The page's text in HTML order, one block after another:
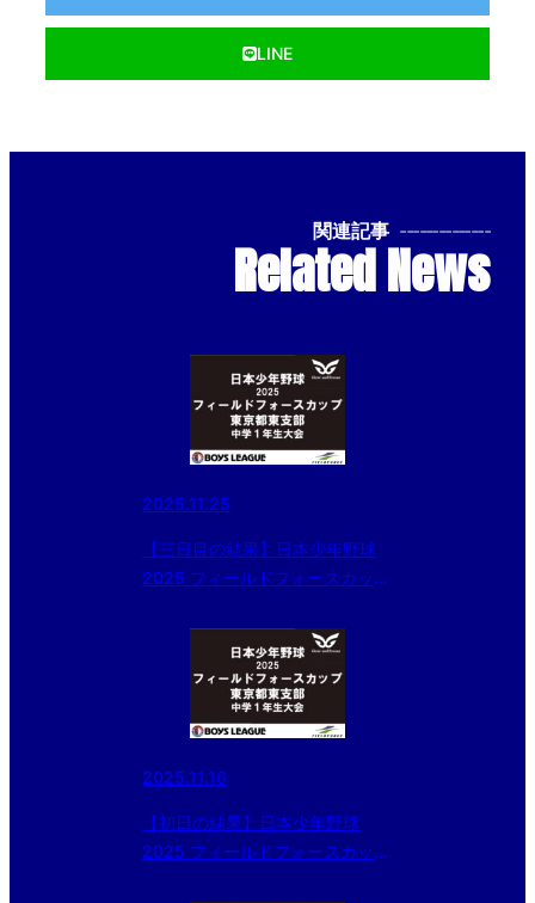
LINE
関連記事 --------------
Related News
2025.11.25
【三日目の結果】日本少年野球
2025 フィールドフォースカップ
2025.11.16
【初日の結果】日本少年野球
2025 フィールドフォースカップ